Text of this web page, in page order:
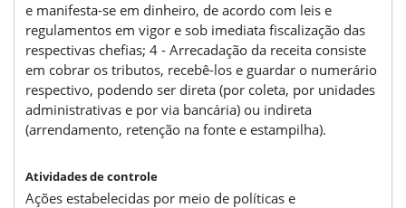
e manifesta-se em dinheiro, de acordo com leis e
regulamentos em vigor e sob imediata fiscalização das
respectivas chefias; 4 - Arrecadação da receita consiste
em cobrar os tributos, recebê-los e guardar o numerário
respectivo, podendo ser direta (por coleta, por unidades
administrativas e por via bancária) ou indireta
(arrendamento, retenção na fonte e estampilha).
Atividades de controle
Ações estabelecidas por meio de políticas e